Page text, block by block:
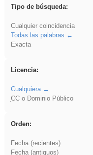
Tipo de búsqueda:
Cualquier coincidencia
Todas las palabras
Exacta
Licencia:
Cualquiera
CCo Dominio Público
Orden:
Fecha (recientes)
Fecha (antiguos)